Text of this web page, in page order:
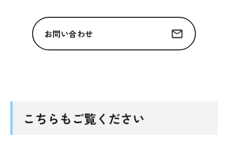
お問い合わせ
こちらもご覧ください